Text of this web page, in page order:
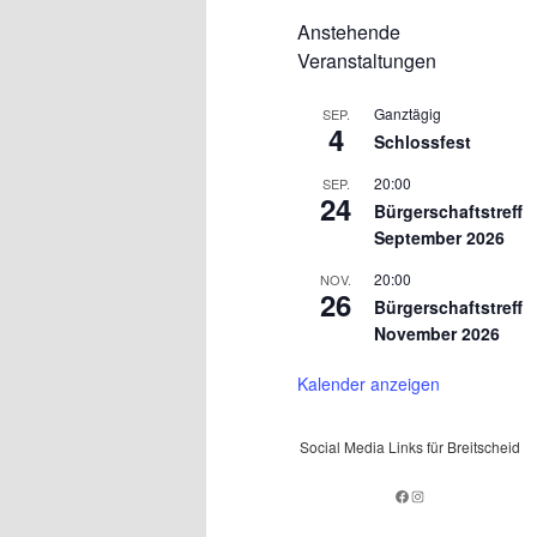
Anstehende
Veranstaltungen
SEP.
4
Ganztägig
Schlossfest
SEP.
24
20:00
Bürgerschaftstreff
September 2026
NOV.
26
20:00
Bürgerschaftstreff
November 2026
Kalender anzeigen
Social Media Links für Breitscheid
Facebook
Instagram